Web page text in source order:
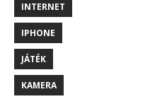
INTERNET
IPHONE
JÁTÉK
KAMERA